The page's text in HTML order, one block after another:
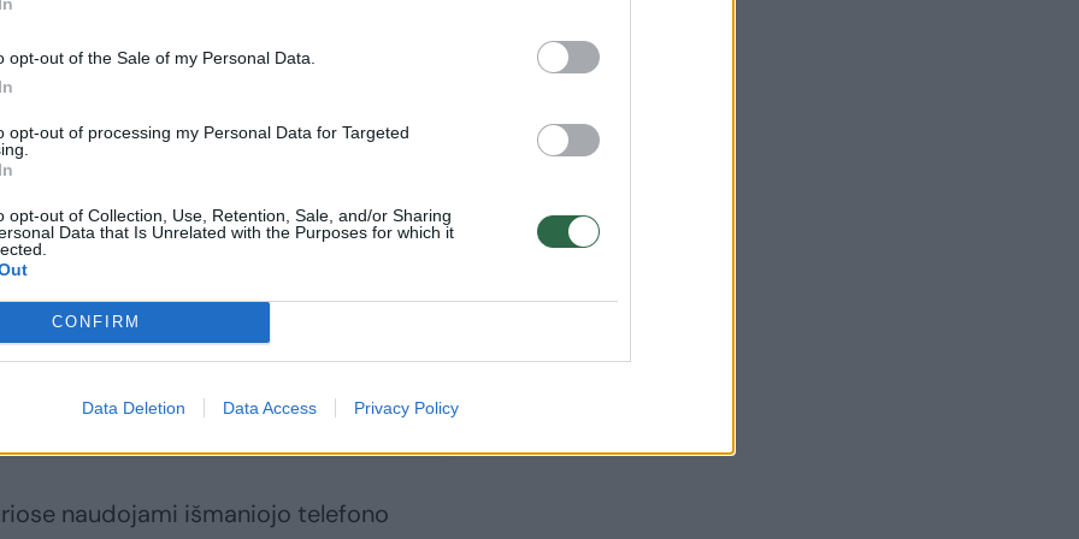
opt-out of the Sale of my Personal Data.
opt-out of processing my Personal Data for Targeted
opt-out of Collection, Use, Retention, Sale, and/or Sharing
Data that Is Unrelated with the Purposes for which it
CONFIRM
Data Deletion Data Access Privacy Policy
rizikų
vis dar
QR
naudojami išmaniojo telefono